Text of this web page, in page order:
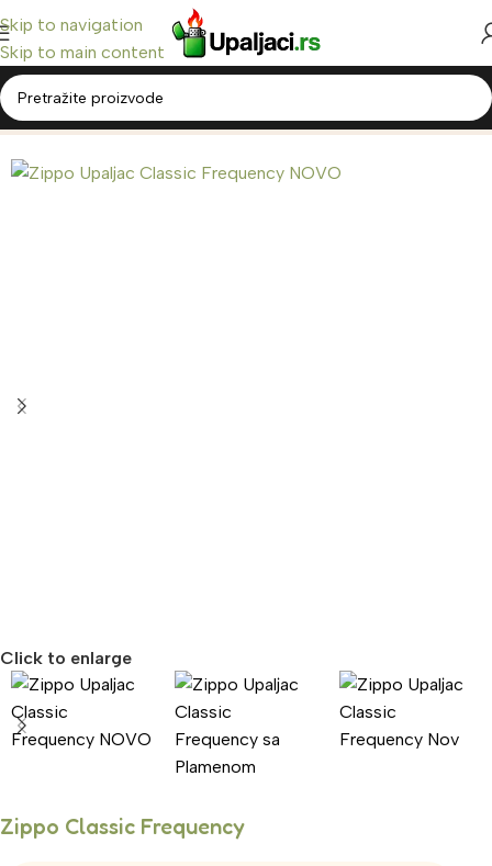
Skip to navigation
Skip to main content
Home/ Zippo Upaljači Back to products
Click to enlarge
Zippo Classic Frequency